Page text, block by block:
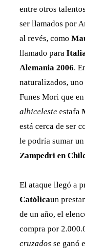
entre otros
ser llamados por
al revés, como
llamado para
Alemania 2006.
naturalizados,
Funes Mori que
albiceleste estafa
está cerca de ser
le podría sumar
Zampedri en
El ataque llegó a
Católicaun
de un año, el
compra por
cruzados se ganó